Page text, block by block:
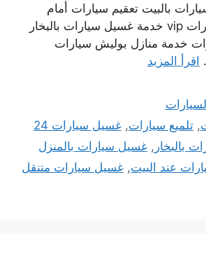
بالبيت تعقيم سيارات أمام
المنزل غسيل سيارات vip خدمة غسيل سيارات بالبخار
خدمة منازل بوليش سيارات
اقرأ المزيد
,تلميع سيارات,
غسيل سيارات 24
بالبخار , غسيل سيارات بالمنزل
عند البيت, غسيل سيارات متنقل